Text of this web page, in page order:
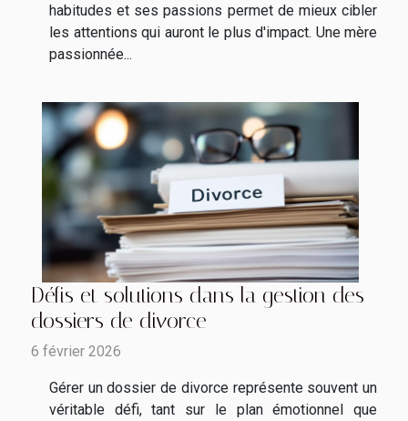
habitudes et ses passions permet de mieux cibler
les attentions qui auront le plus d'impact. Une mère
passionnée...
Défis et solutions dans la gestion des
dossiers de divorce
6 février 2026
Gérer un dossier de divorce représente souvent un
véritable défi, tant sur le plan émotionnel que